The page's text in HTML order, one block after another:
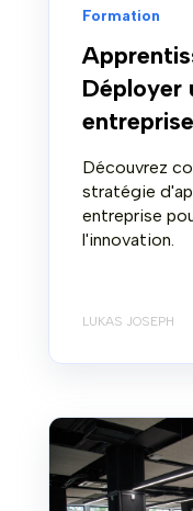
Formation
Déployer
entreprise
Découvrez
stratégie
entreprise
l'innovation.
LUKAS JOSEPH